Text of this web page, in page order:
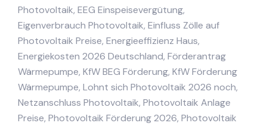
Photovoltaik, EEG Einspeisevergütung,
Eigenverbrauch Photovoltaik, Einfluss Zölle auf
Photovoltaik Preise, Energieeffizienz Haus,
Energiekosten 2026 Deutschland, Förderantrag
Wärmepumpe, KfW BEG Förderung, KfW Förderung
Wärmepumpe, Lohnt sich Photovoltaik 2026 noch,
Netzanschluss Photovoltaik, Photovoltaik Anlage
Preise, Photovoltaik Förderung 2026, Photovoltaik